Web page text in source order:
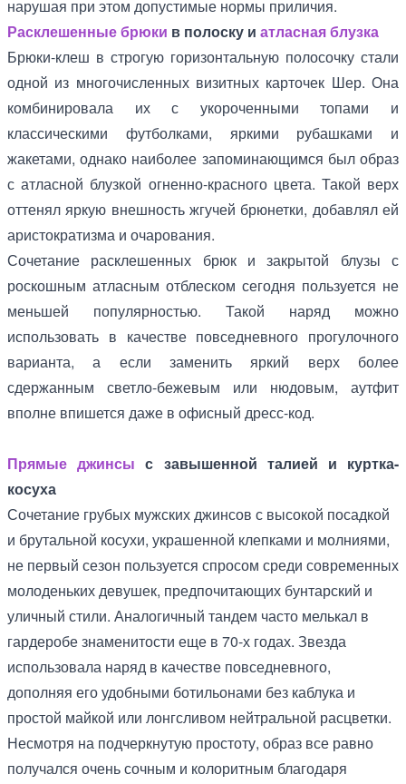
нарушая при этом допустимые нормы приличия.
Расклешенные брюки в полоску и атласная блузка
Брюки-клеш в строгую горизонтальную полосочку стали
одной из многочисленных визитных карточек Шер. Она
комбинировала их с укороченными топами и
классическими футболками, яркими рубашками и
жакетами, однако наиболее запоминающимся был образ
с атласной блузкой огненно-красного цвета. Такой верх
оттенял яркую внешность жгучей брюнетки, добавлял ей
аристократизма и очарования.
Сочетание расклешенных брюк и закрытой блузы с
роскошным атласным отблеском сегодня пользуется не
меньшей популярностью. Такой наряд можно
использовать в качестве повседневного прогулочного
варианта, а если заменить яркий верх более
сдержанным светло-бежевым или нюдовым, аутфит
вполне впишется даже в офисный дресс-код.
Прямые джинсы с завышенной талией и куртка-
косуха
Сочетание грубых мужских джинсов с высокой посадкой
и брутальной косухи, украшенной клепками и молниями,
не первый сезон пользуется спросом среди современных
молоденьких девушек, предпочитающих бунтарский и
уличный стили. Аналогичный тандем часто мелькал в
гардеробе знаменитости еще в 70-х годах. Звезда
использовала наряд в качестве повседневного,
дополняя его удобными ботильонами без каблука и
простой майкой или лонгсливом нейтральной расцветки.
Несмотря на подчеркнутую простоту, образ все равно
получался очень сочным и колоритным благодаря